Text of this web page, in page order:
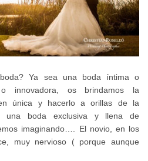
Ya sea una boda íntima o
o innovadora, os brindamos la
única y hacerlo a orillas de la
una boda exclusiva y llena de
imaginando…. El novio, en los
muy nervioso ( porque aunque